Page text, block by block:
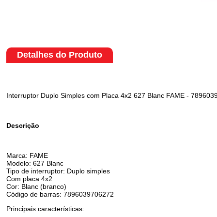
Detalhes do Produto
Interruptor Duplo Simples com Placa 4x2 627 Blanc FAME -
Descrição
Marca: FAME
Modelo: 627 Blanc
Tipo de interruptor: Duplo simples
Com placa 4x2
Cor: Blanc (branco)
Código de barras: 7896039706272
Principais características: